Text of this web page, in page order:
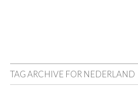
TAG ARCHIVE FOR NEDERLAND